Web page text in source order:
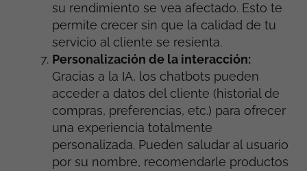
su rendimiento se vea afectado. Esto te
permite crecer sin que la calidad de tu
servicio al cliente se resienta.
Personalización de la interacción:
Gracias a la IA, los chatbots pueden
acceder a datos del cliente (historial de
compras, preferencias, etc.) para ofrecer
una experiencia totalmente
personalizada. Pueden saludar al usuario
por su nombre, recomendarle productos